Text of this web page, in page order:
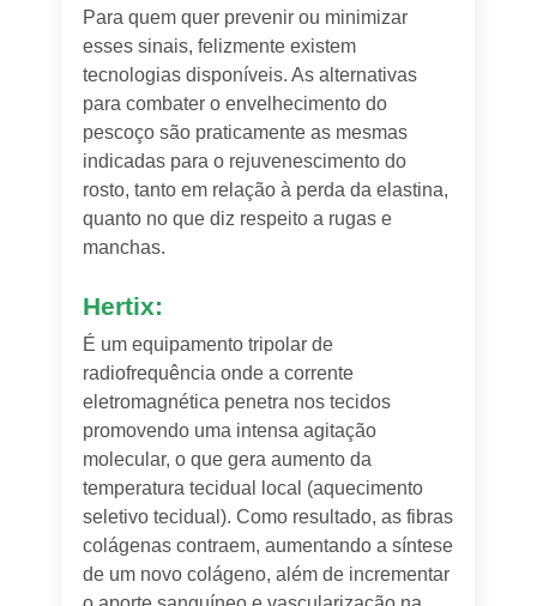
Para quem quer prevenir ou minimizar
esses sinais, felizmente existem
tecnologias disponíveis. As alternativas
para combater o envelhecimento do
pescoço são praticamente as mesmas
indicadas para o rejuvenescimento do
rosto, tanto em relação à perda da elastina,
quanto no que diz respeito a rugas e
manchas.
Hertix:
É um equipamento tripolar de
radiofrequência onde a corrente
eletromagnética penetra nos tecidos
promovendo uma intensa agitação
molecular, o que gera aumento da
temperatura tecidual local (aquecimento
seletivo tecidual). Como resultado, as fibras
colágenas contraem, aumentando a síntese
de um novo colágeno, além de incrementar